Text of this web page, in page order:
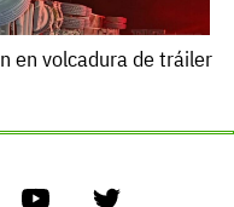
en volcadura de tráiler